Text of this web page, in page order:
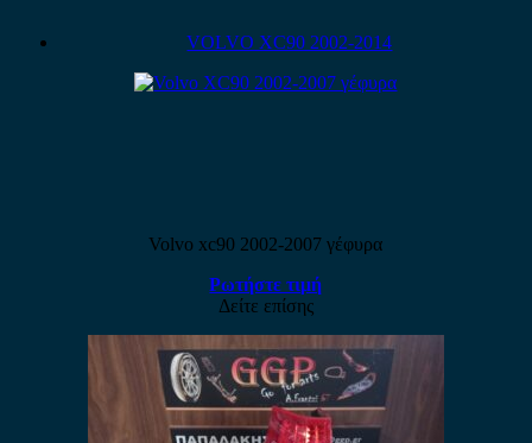
VOLVO XC90 2002-2014
Volvo xc90 2002-2007 γέφυρα
Ρωτήστε τιμή
Δείτε επίσης